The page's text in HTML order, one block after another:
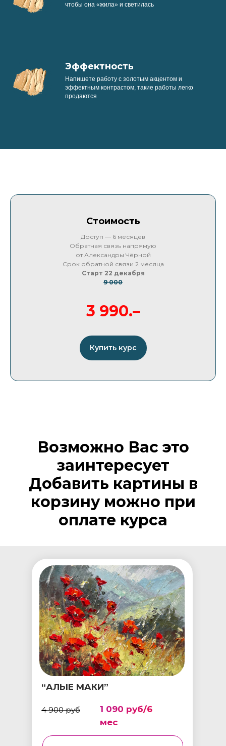
чтобы она «жила» и светилась
Эффектность
Напишете работу с золотым акцентом и
эффектным контрастом, такие работы легко
продаются
Стоимость
Доступ — 6 месяцев
Обратная связь напрямую
от Александры Чёрной
Срок обратной связи 2 месяца
Старт 22 декабря
9 000
3 990.–
Купить курс
Возможно Вас это
заинтересует
Добавить картины в
корзину можно при
оплате курса
“АЛЫЕ МАКИ”
4 900 руб
1 090 руб/6
мес